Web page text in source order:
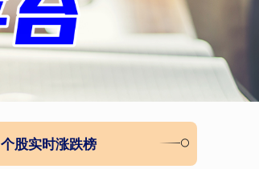
个股实时涨跌榜